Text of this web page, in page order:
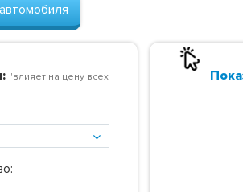
"влияет на цену всех